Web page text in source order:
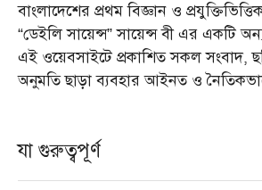
বাংলাদেশের প্রথম বিজ্ঞান ও
“ডেইলি সায়েন্স” সায়েন্স বী এর একটি
এই ওয়েবসাইটে প্রকাশিত সকল সংবাদ,
অনুমতি ছাড়া ব্যবহার আইনত ও
যা গুরুত্বপূর্ণ